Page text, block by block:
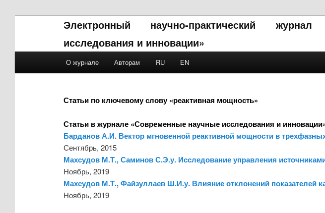
Электронный научно-практический
исследования и инновации»
Skip to primary content
Skip to secondary content
О журнале Авторам RU EN
Статьи по ключевому слову «реактивная мощность»
Статьи в журнале «Современные научные исследования и
Барданов А.И. Вектор мгновенной реактивной мощности в
Сентябрь, 2015
Махсудов М.Т., Саминов С.Э.у. Исследование управления
Ноябрь, 2019
Махсудов М.Т., Файзуллаев Ш.И.у. Влияние отклонений показателей
Ноябрь, 2019